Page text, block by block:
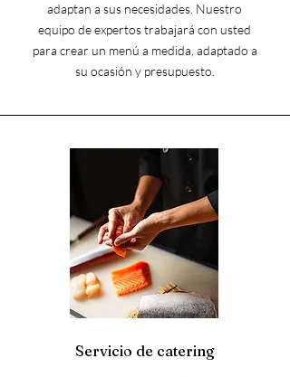
adaptan a sus necesidades. Nuestro
equipo de expertos trabajará con usted
para crear un menú a medida, adaptado a
su ocasión y presupuesto.
Servicio de catering